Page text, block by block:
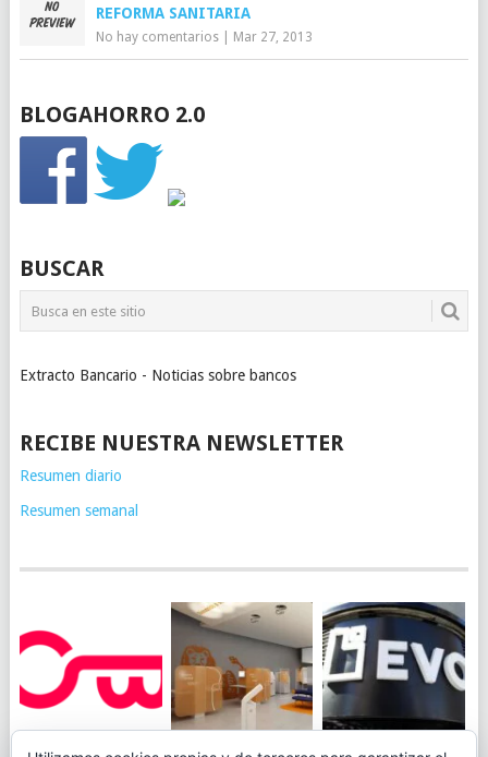
REFORMA SANITARIA
No hay comentarios| Mar 27, 2013
BLOGAHORRO 2.0
BUSCAR
Extracto Bancario - Noticias sobre bancos
RECIBE NUESTRA NEWSLETTER
Resumen diario
Resumen semanal